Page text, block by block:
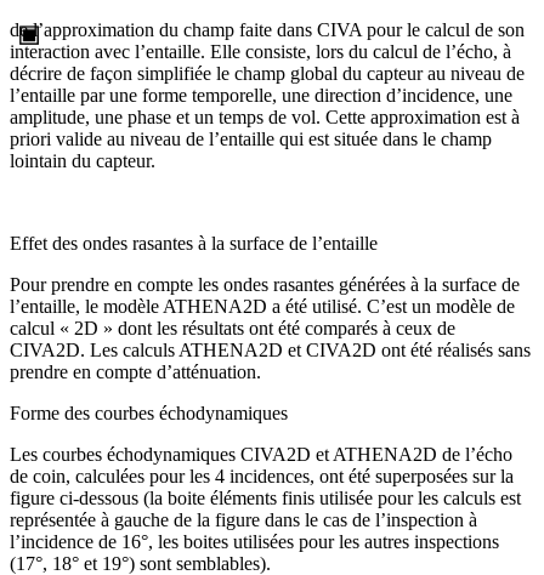
de l’approximation du champ faite dans CIVA pour le calcul de son
interaction avec l’entaille. Elle consiste, lors du calcul de l’écho, à
décrire de façon simplifiée le champ global du capteur au niveau de
l’entaille par une forme temporelle, une direction d’incidence, une
amplitude, une phase et un temps de vol. Cette approximation est à
priori valide au niveau de l’entaille qui est située dans le champ
lointain du capteur.
Effet des ondes rasantes à la surface de l’entaille
Pour prendre en compte les ondes rasantes générées à la surface de
l’entaille, le modèle ATHENA2D a été utilisé. C’est un modèle de
calcul « 2D » dont les résultats ont été comparés à ceux de
CIVA2D. Les calculs ATHENA2D et CIVA2D ont été réalisés sans
prendre en compte d’atténuation.
Forme des courbes échodynamiques
Les courbes échodynamiques CIVA2D et ATHENA2D de l’écho
de coin, calculées pour les 4 incidences, ont été superposées sur la
figure ci-dessous (la boite éléments finis utilisée pour les calculs est
représentée à gauche de la figure dans le cas de l’inspection à
l’incidence de 16°, les boites utilisées pour les autres inspections
(17°, 18° et 19°) sont semblables).